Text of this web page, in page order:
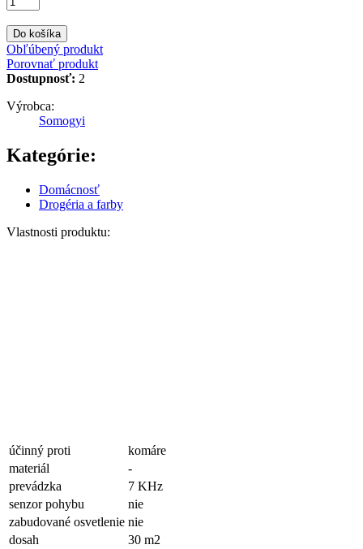
Do košíka
Obľúbený produkt
Porovnať produkt
Dostupnosť: 2
Výrobca:
Somogyi
Kategórie:
Domácnosť
Drogéria a farby
Vlastnosti produktu:
účinný proti
komáre
materiál
-
prevádzka
7 KHz
senzor pohybu
nie
zabudované osvetlenie nie
dosah
30 m2